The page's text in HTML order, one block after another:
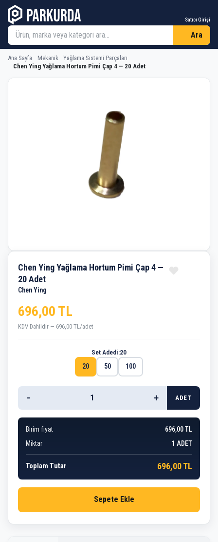
Satıcı Girişi
Ara
Ana Sayfa Mekanik
Yağlama Sistemi Parçaları
Chen Ying Yağlama Hortum Pimi Çap 4 — 20 Adet
Chen Ying Yağlama Hortum Pimi
Chen Ying Yağlama Hortum Pimi Çap 4 —
20 Adet
Chen Ying
696,00 TL
KDV Dahildir — 696,00 TL/adet
Set Adedi:20
20
50 100
− + ADET
Birim fiyat
696,00 TL
Miktar
1 ADET
Toplam Tutar 696,00 TL
Sepete Ekle